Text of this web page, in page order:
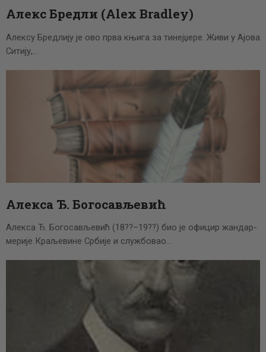
Алекс Бредли (Alex Bradley)
Алексу Бредлију је ово прва књига за тинејџере. Живи у Ајова
Ситију,…
Алекса Ђ. Богосављевић
Алекса Ђ. Богосављевић (18??–19??) био је официр жандар­
мерије Краљевине Србије и службовао…